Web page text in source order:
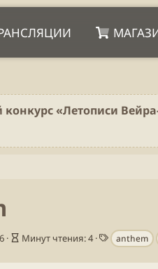
«Летописи
В
е
Минут чтения: 4
Т
е
г
anthem